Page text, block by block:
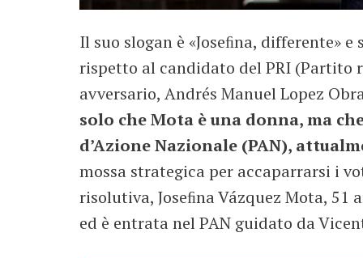
Il suo slogan è «Joseﬁna, differente»
rispetto al candidato del PRI (Partito
avversario, Andrés Manuel Lopez
solo che Mota è una donna, ma
d’Azione Nazionale (PAN),
mossa strategica per accaparrarsi i
risolutiva, Joseﬁna Vázquez Mota,
ed è entrata nel PAN guidato da